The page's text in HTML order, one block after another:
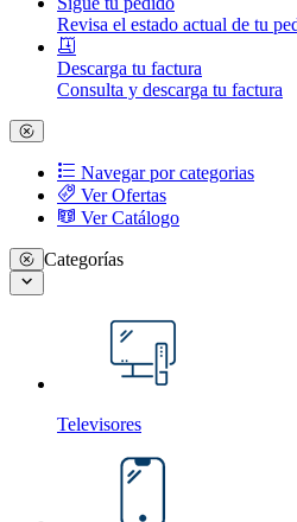
Revisa el estado actual de tu
Descarga tu factura
Consulta y descarga tu factura
Navegar por categorias
Ver Ofertas
Ver Catálogo
Categorías
Televisores